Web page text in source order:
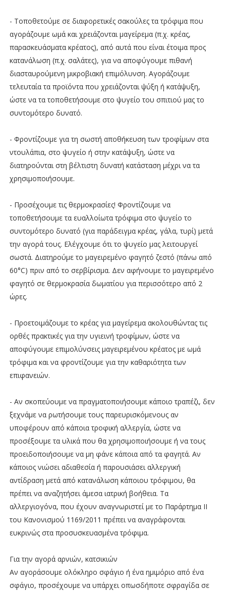
- Τοποθετούμε σε διαφορετικές σακούλες τα τρόφιμα που
αγοράζουμε ωμά και χρειάζονται μαγείρεμα (π.χ. κρέας,
παρασκευάσματα κρέατος), από αυτά που είναι έτοιμα προς
κατανάλωση (π.χ. σαλάτες), για να αποφύγουμε πιθανή
διασταυρούμενη μικροβιακή επιμόλυνση. Αγοράζουμε
τελευταία τα προϊόντα που χρειάζονται ψύξη ή κατάψυξη,
ώστε να τα τοποθετήσουμε στο ψυγείο του σπιτιού μας το
συντομότερο δυνατό.
- Φροντίζουμε για τη σωστή αποθήκευση των τροφίμων στα
ντουλάπια, στο ψυγείο ή στην κατάψυξη, ώστε να
διατηρούνται στη βέλτιστη δυνατή κατάσταση μέχρι να τα
χρησιμοποιήσουμε.
- Προσέχουμε τις θερμοκρασίες! Φροντίζουμε να
τοποθετήσουμε τα ευαλλοίωτα τρόφιμα στο ψυγείο το
συντομότερο δυνατό (για παράδειγμα κρέας, γάλα, τυρί) μετά
την αγορά τους. Ελέγχουμε ότι το ψυγείο μας λειτουργεί
σωστά. Διατηρούμε το μαγειρεμένο φαγητό ζεστό (πάνω από
60°C) πριν από το σερβίρισμα. Δεν αφήνουμε το μαγειρεμένο
φαγητό σε θερμοκρασία δωματίου για περισσότερο από 2
ώρες.
- Προετοιμάζουμε το κρέας για μαγείρεμα ακολουθώντας τις
ορθές πρακτικές για την υγιεινή τροφίμων, ώστε να
αποφύγουμε επιμολύνσεις μαγειρεμένου κρέατος με ωμά
τρόφιμα και να φροντίζουμε για την καθαριότητα των
επιφανειών.
- Αν σκοπεύουμε να πραγματοποιήσουμε κάποιο τραπέζι, δεν
ξεχνάμε να ρωτήσουμε τους παρευρισκόμενους αν
υποφέρουν από κάποια τροφική αλλεργία, ώστε να
προσέξουμε τα υλικά που θα χρησιμοποιήσουμε ή να τους
προειδοποιήσουμε να μη φάνε κάποια από τα φαγητά. Αν
κάποιος νιώσει αδιαθεσία ή παρουσιάσει αλλεργική
αντίδραση μετά από κατανάλωση κάποιου τρόφιμου, θα
πρέπει να αναζητήσει άμεσα ιατρική βοήθεια. Τα
αλλεργιογόνα, που έχουν αναγνωριστεί με το Παράρτημα ΙΙ
του Κανονισμού 1169/2011 πρέπει να αναγράφονται
ευκρινώς στα προσυσκευασμένα τρόφιμα.
Για την αγορά αρνιών, κατσικιών
Αν αγοράσουμε ολόκληρο σφάγιο ή ένα ημιμόριο από ένα
σφάγιο, προσέχουμε να υπάρχει οπωσδήποτε σφραγίδα σε